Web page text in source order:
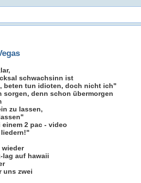
schwachsinn ist
beten tun idioten, doch nicht ich"
sorgen, denn schon übermorgen
zu lassen,
2 pac - video
wieder
auf hawaii
uns zwei